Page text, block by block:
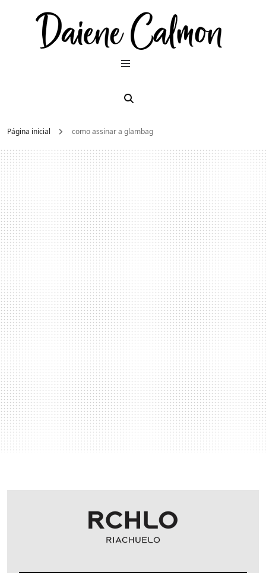
Página inicial como assinar a glambag